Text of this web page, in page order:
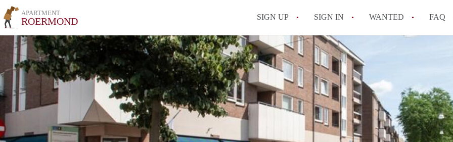
APARTMENT
ROERMOND SIGN UP SIGN IN WANTED FAQ
All FAQs